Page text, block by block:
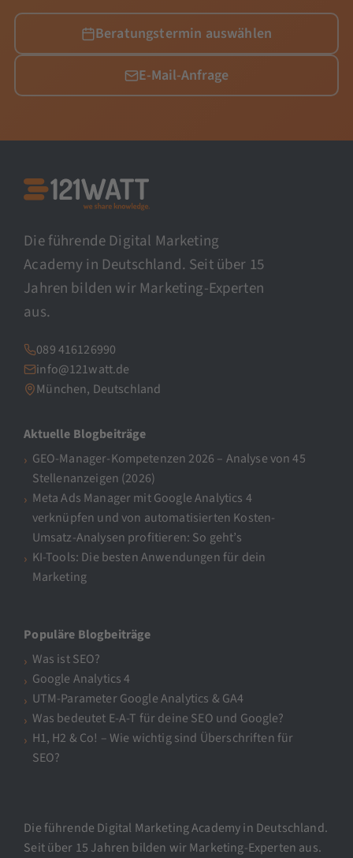
Beratungstermin auswählen
E-Mail-Anfrage
Die führende Digital Marketing
Academy in Deutschland. Seit über 15
Jahren bilden wir Marketing-Experten
aus.
089 416126990
info@121watt.de
München, Deutschland
Aktuelle Blogbeiträge
GEO-Manager-Kompetenzen 2026 – Analyse von 45
Stellenanzeigen (2026)
Meta Ads Manager mit Google Analytics 4
verknüpfen und von automatisierten Kosten-
Umsatz-Analysen profitieren: So geht’s
KI-Tools: Die besten Anwendungen für dein
Marketing
Populäre Blogbeiträge
Was ist SEO?
Google Analytics 4
UTM-Parameter Google Analytics & GA4
Was bedeutet E-A-T für deine SEO und Google?
H1, H2 & Co! – Wie wichtig sind Überschriften für
SEO?
Die führende Digital Marketing Academy in Deutschland.
Seit über 15 Jahren bilden wir Marketing-Experten aus.